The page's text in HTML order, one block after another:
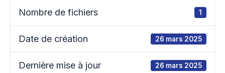
Nombre de fichiers 1
Date de création 26 mars 2025
Dernière mise à jour 26 mars 2025